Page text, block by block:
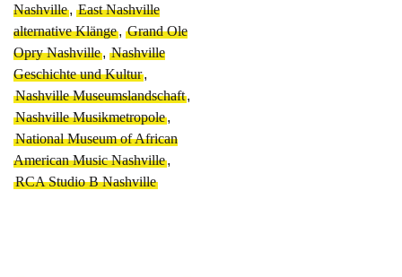
Nashville, East Nashville
alternative Klänge, Grand Ole
Opry Nashville, Nashville
Geschichte und Kultur,
Nashville Museumslandschaft,
Nashville Musikmetropole,
National Museum of African
American Music Nashville,
RCA Studio B Nashville